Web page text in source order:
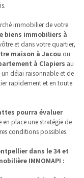
immobilier de votre
biens immobiliers à
et dans votre quartier,
maison à Jacou ou
à Clapiers au
délai raisonnable et de
rapidement et en toute
pourra évaluer
en place une stratégie de
conditions possibles.
dans le 34 et
IMMOMAPI :